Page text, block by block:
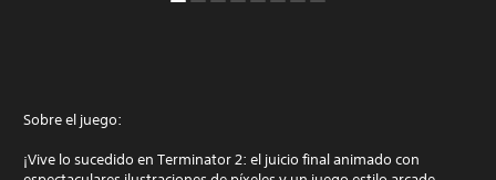
Sobre el juego:
¡Vive lo sucedido en Terminator 2: el juicio final animado con